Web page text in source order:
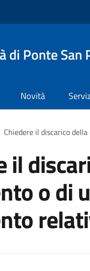
di Ponte San
Novità
pane
Chiedere il discarico
il
o di